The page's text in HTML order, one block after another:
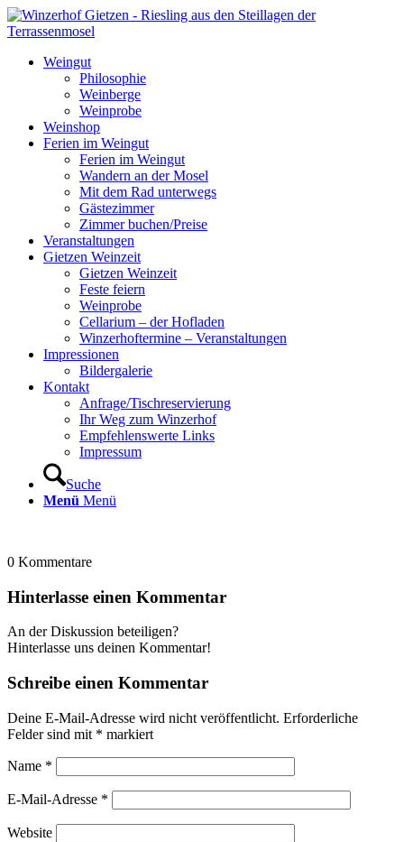
Weingut
Philosophie
Weinberge
Weinprobe
Weinshop
Ferien im Weingut
Ferien im Weingut
Wandern an der Mosel
Mit dem Rad unterwegs
Gästezimmer
Zimmer buchen/Preise
Veranstaltungen
Gietzen Weinzeit
Gietzen Weinzeit
Feste feiern
Weinprobe
Cellarium – der Hofladen
Winzerhoftermine – Veranstaltungen
Impressionen
Bildergalerie
Kontakt
Anfrage/Tischreservierung
Ihr Weg zum Winzerhof
Empfehlenswerte Links
Impressum
Suche
Menü Menü
0 Kommentare
Hinterlasse einen Kommentar
An der Diskussion beteiligen?
Hinterlasse uns deinen Kommentar!
Schreibe einen Kommentar
Deine E-Mail-Adresse wird nicht veröffentlicht. Erforderliche
Felder sind mit * markiert
Name *
E-Mail-Adresse *
Website